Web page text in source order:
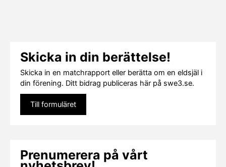
Skicka in din berättelse!
Skicka in en matchrapport eller berätta om en eldsjäl i
din förening. Ditt bidrag publiceras här på swe3.se.
Till formuläret
Prenumerera på vårt